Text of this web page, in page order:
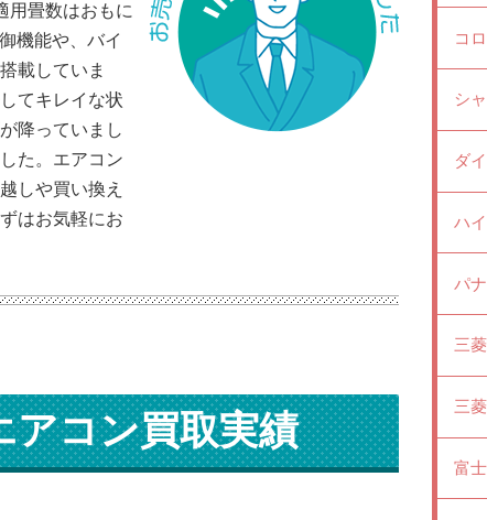
用畳数はおもに
機能や、バイ
載していま
てキレイな状
降っていまし
た。エアコン
しや買い換え
はお気軽にお
アコン買取実績
コ
シ
ダ
ハ
パ
三
三
富